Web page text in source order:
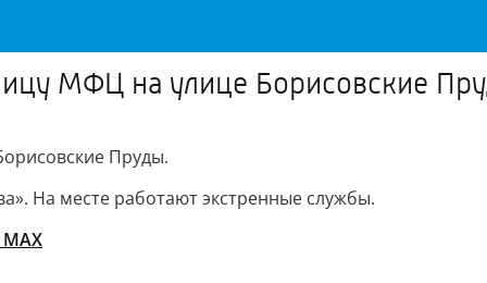
МФЦ на улице Борисовские
Пруды.
На месте работают экстренные службы.